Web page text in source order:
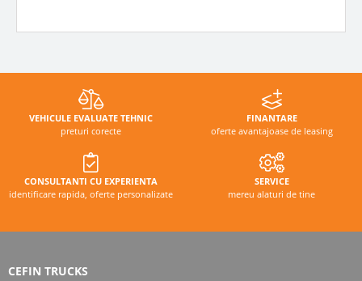
VEHICULE EVALUATE TEHNIC
preturi corecte
FINANTARE
oferte avantajoase de leasing
CONSULTANTI CU EXPERIENTA
identificare rapida, oferte personalizate
SERVICE
mereu alaturi de tine
CEFIN TRUCKS